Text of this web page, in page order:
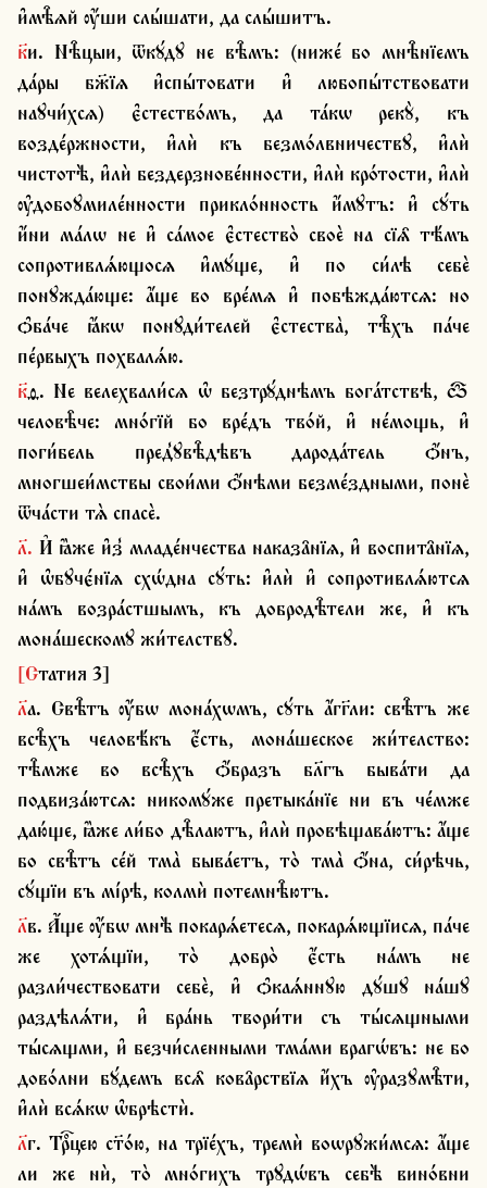
и҆мѣ̑ѧй ѹ҆́ши слы́шати, да слы́шитъ.
к҃и. Нѣ̑цыи, ѿкꙋ́дꙋ не вѣ̑мъ: (ниже́ бо мнѣ̑нїемъ
да́ры бж҃їѧ и҆спы́товати и҆ любопы́тствовати
наꙋчи́хсѧ) є҆стество́мъ, да та́кѡ рекꙋ̀, къ
возде́ржности, и҆лѝ къ безмо́лвничествꙋ, и҆лѝ
чистотѣ̀, и҆лѝ бездерзнове́нности, и҆лѝ кро́тости, и҆лѝ
ѹ҆добоꙋмиле́нности прикло́нность и҆́мꙋтъ: и҆ сꙋ́ть
и҆́ни ма́лѡ не и҆ са́мое є҆стество̀ своѐ на сїѧ̑ тѣ́мъ
сопротивлѧ́ющосѧ и҆мꙋ́ще, и҆ по си́лѣ себѐ
понꙋжда́юще: а҆́ще во вре́мѧ и҆ побѣжда́ютсѧ: но
ѻ҆ба́че ꙗ҆́кѡ понꙋди́телей є҆стества̀, тѣ̑хъ па́че
пе́рвыхъ похвалѧ́ю.
к҃ѳ. Не велехвали́сѧ ѡ҆ безтрꙋ́днѣмъ бога́тствѣ, ѽ
человѣ̑че: мно́гїй бо вре́дъ тво́й, и҆ не́мощь, и҆
поги́бель пред̾ꙋвѣ̑дѣвъ дарода́тель ѻ҆́нъ,
многшеи́мствы свои́ми ѻ҆́нѣми безме́здными, понѐ
ѿча́сти тѧ̀ спасѐ.
л҃. И҆ ꙗ҆̀же и҆з̾ младе́нчества наказа̑нїѧ, и҆ воспита̑нїѧ,
и҆ ѡ҆бꙋчє́нїѧ схѡ́дна сꙋ́ть: и҆лѝ и҆ сопротивлѧ́ютсѧ
на́мъ возра́стшымъ, къ добродѣ̑тели же, и҆ къ
мона́шескомꙋ жи́телствꙋ.
[Статия 3]
л҃а. Свѣ̑тъ ѹ҆́бѡ мона́хѡмъ, сꙋ́ть а҆́гг҃ли: свѣ̑тъ же
всѣ̑хъ человѣ́къ є҆́сть, мона́шеское жи́телство:
тѣ̑мже во всѣ̑хъ ѻ҆́бразъ бл҃гъ быва́ти да
подвиза́ютсѧ: никомꙋ́же претыка́нїе ни въ че́мже
даю́ще, ꙗ҆̀же ли́бо дѣ̑лаютъ, и҆лѝ провѣщава́ютъ: а҆́ще
бо свѣ̑тъ се́й тма̀ быва́етъ, то̀ тма̀ ѻ҆́на, си́рѣчь,
сꙋ́щїи въ мі́рѣ, колмѝ потемнѣ̑ютъ.
л҃в. А҆́ще ѹ҆́бѡ мнѣ̀ покарѧ́етесѧ, покарѧ́ющїисѧ, па́че
же хотѧ́щїи, то̀ добро̀ є҆́сть на́мъ не
разли́чествовати себѐ, и҆ ѻ҆каѧ́ннꙋю дꙋ́шꙋ на́шꙋ
раздѣлѧ́ти, и҆ бра́нь твори́ти съ ты́сѧщными
ты́сѧщми, и҆ безчи́сленными тма́ми врагѡ́въ: не бо
дово́лни бꙋ́демъ всѧ̑ кова̑рствїѧ и҆́хъ ѹ҆разꙋмѣ̑ти,
и҆лѝ всѧ́кѡ ѡ҆брѣстѝ.
л҃г. Трⷪ҇цею ст҃о́ю, на трїе́хъ, тремѝ воѡрꙋжи́мсѧ: а҆́ще
ли же нѝ, то̀ мно́гихъ трꙋдѡ́въ себѣ̀ вино́вни